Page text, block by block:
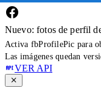
Nuevo: fotos de perfil
Activa fbProfilePic para
Las imágenes quedan
VER API